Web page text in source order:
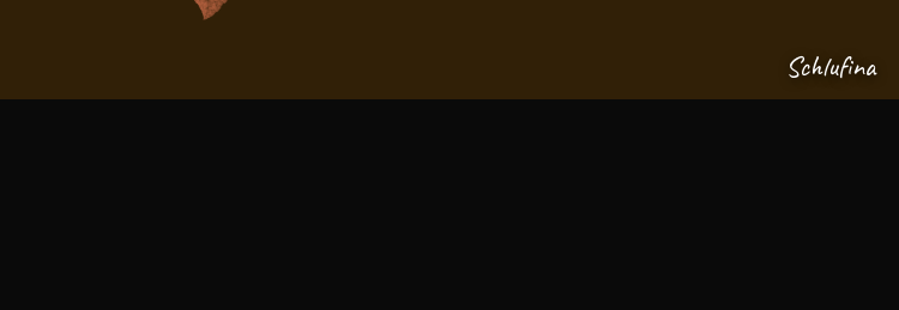
Schlufina